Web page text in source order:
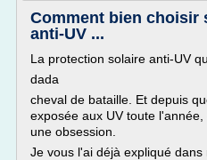
Comment bien choisir
anti-UV ...
La protection solaire anti-UV
dada
cheval de bataille. Et depuis
exposée aux UV toute
une obsession.
Je vous l'ai déjà expliqué